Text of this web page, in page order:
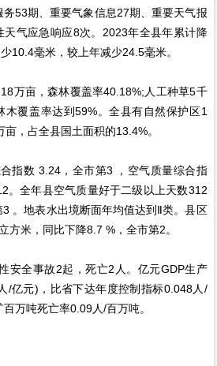
53期、重要气象信息27期、重要天气报
气应急响应8次。2023年全县年累计降
10.4毫米，较上年减少24.5毫米。
亩，森林覆盖率40.18%;人工种草5千
木覆盖率达到59%。全县有自然保护区1
，占全县国土面积的13.4%。
数 3.24，全市第3 ，空气质量综合指
。全年县空气质量好于二级以上天数312
。地表水出境断面年均值达到Ⅱ类。县区
方米，同比下降8.7 %，全市第2。
全事故2起，死亡2人。亿元GDP生产
/亿元)，比省下达年度控制指标0.048人/
万吨死亡率0.09人/百万吨。